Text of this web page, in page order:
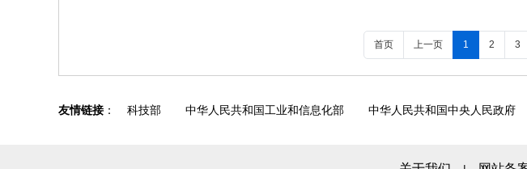
首页 上一页 1 2 3
友情链接 ： 科技部 中华人民共和国工业和信息化部 中华人民共和国中央人民政府